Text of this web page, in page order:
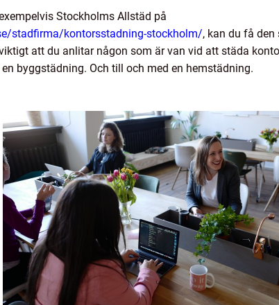
Stockholms Allstäd på
stadfirma/kontorsstadning-stockholm/, kan du få
att du anlitar någon som är van vid att städa
byggstädning. Och till och med en hemstädning.